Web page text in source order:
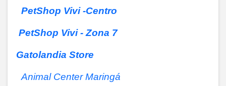
PetShop Vivi -Centro
PetShop Vivi - Zona 7
Gatolandia Store
Animal Center Maringá